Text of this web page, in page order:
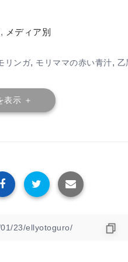
, メディア別
リンガ, モリママの赤い青汁, 乙
表示 ＋